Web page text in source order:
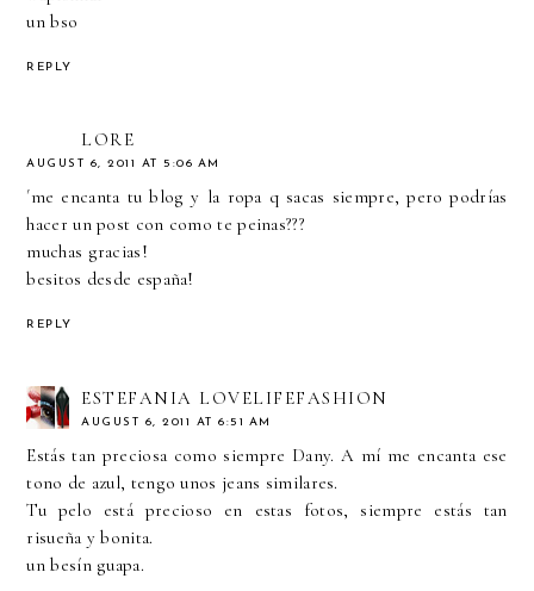
un bso
REPLY
LORE
AUGUST 6, 2011 AT 5:06 AM
´me encanta tu blog y la ropa q sacas siempre, pero podrías
hacer un post con como te peinas???
muchas gracias!
besitos desde españa!
REPLY
ESTEFANIA LOVELIFEFASHION
AUGUST 6, 2011 AT 6:51 AM
Estás tan preciosa como siempre Dany. A mí me encanta ese
tono de azul, tengo unos jeans similares.
Tu pelo está precioso en estas fotos, siempre estás tan
risueña y bonita.
un besín guapa.